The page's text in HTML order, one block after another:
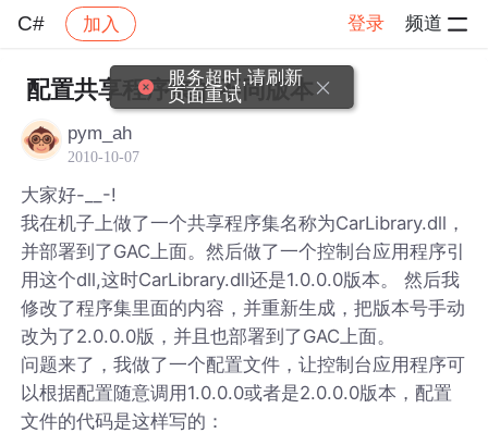
C# 加入 登录 频道
社区 C# 帖子详情
配置共享程序集的不同版本
pym_ah
2010-10-07
大家好-__-!
我在机子上做了一个共享程序集名称为CarLibrary.dll，
并部署到了GAC上面。然后做了一个控制台应用程序引
用这个dll,这时CarLibrary.dll还是1.0.0.0版本。 然后我
修改了程序集里面的内容，并重新生成，把版本号手动
改为了2.0.0.0版，并且也部署到了GAC上面。
问题来了，我做了一个配置文件，让控制台应用程序可
以根据配置随意调用1.0.0.0或者是2.0.0.0版本，配置
文件的代码是这样写的：
服务超时,请刷新
页面重试